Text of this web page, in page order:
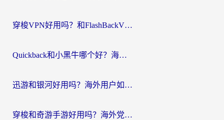
穿梭VPN好用吗？和FlashBackVPN对比哪个回国效果更好？
Quickback和小黑牛哪个好？海外党亲测指南，选对回国加速器秒回国内
迅游和银河好用吗？海外用户如何选择回国加速器实现无缝访问国内资源
穿梭和奇游手游好用吗？海外党亲测3款回国加速器，附蜜蜂加速器七天试用攻略